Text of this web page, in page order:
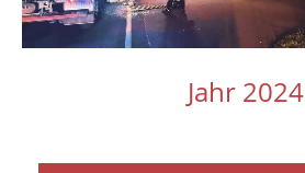
Jahr 2024